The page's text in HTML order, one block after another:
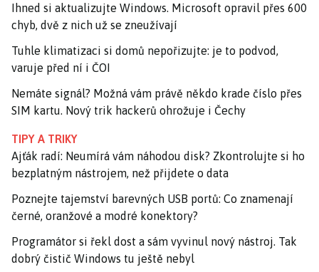
Ihned si aktualizujte Windows. Microsoft opravil přes 600
chyb, dvě z nich už se zneužívají
Tuhle klimatizaci si domů nepořizujte: je to podvod,
varuje před ní i ČOI
Nemáte signál? Možná vám právě někdo krade číslo přes
SIM kartu. Nový trik hackerů ohrožuje i Čechy
TIPY A TRIKY
Ajťák radí: Neumírá vám náhodou disk? Zkontrolujte si ho
bezplatným nástrojem, než přijdete o data
Poznejte tajemství barevných USB portů: Co znamenají
černé, oranžové a modré konektory?
Programátor si řekl dost a sám vyvinul nový nástroj. Tak
dobrý čistič Windows tu ještě nebyl